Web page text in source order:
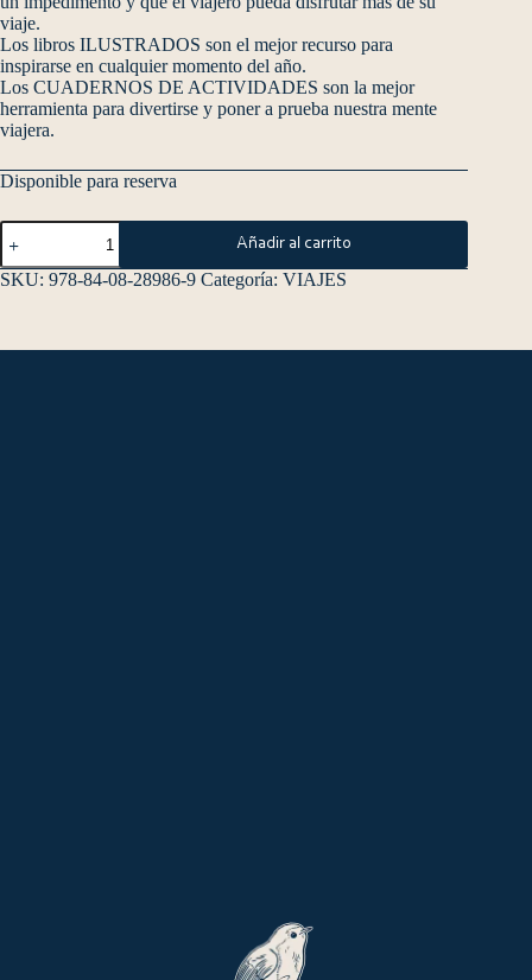
viaje.
Los libros ILUSTRADOS son el mejor recurso para
inspirarse en cualquier momento del año.
Los CUADERNOS DE ACTIVIDADES son la mejor
herramienta para divertirse y poner a prueba nuestra mente
viajera.
Disponible para reserva
Añadir al carrito
SKU: 978-84-08-28986-9 Categoría: VIAJES